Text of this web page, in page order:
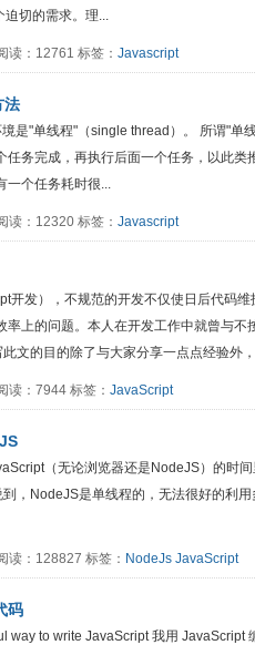
切的需求。理...
：12761 标签： Javascript
法
是"单线程"（single thread）。 所谓"单
务完成，再执行后面一个任务，以此类
一个任务耗时很...
：12320 标签： Javascript
开发），不规范的开发不仅使日后代码
率上的问题。本人在开发工作中就曾与
文的目的除了与大家分享一点点经验外
：7944 标签： JavaScript
（无论浏览器还是NodeJS）的时
，NodeJS是单线程的，无法很好的利
：128827 标签： NodeJs JavaScript
码
way to write JavaScript 我用 JavaScript